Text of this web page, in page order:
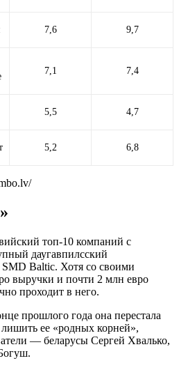
7,6 9,7
7,1 7,4
5,5 4,7
5,2 6,8
топ-10 компаний с
даугавпилсский
Baltic. Хотя со своими
выручки и почти 2 млн евро
проходит в него.
прошлого года она перестала
ее «родных корней»,
— беларусы Сергей Хвалько,